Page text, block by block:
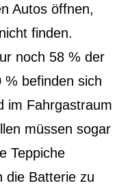
Autos öffnen,
finden.
noch 58 % der
befinden sich
im Fahrgastraum
müssen sogar
Teppiche
die Batterie zu